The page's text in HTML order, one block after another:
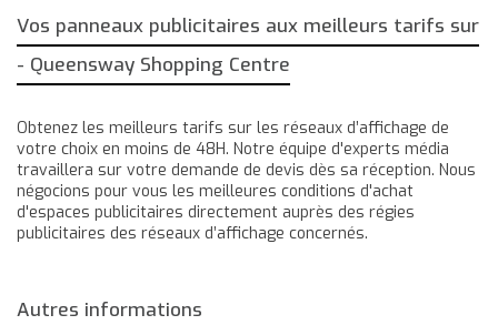
Vos panneaux publicitaires aux meilleurs tarifs sur
- Queensway Shopping Centre
Obtenez les meilleurs tarifs sur les réseaux d’affichage de
votre choix en moins de 48H. Notre équipe d'experts média
travaillera sur votre demande de devis dès sa réception. Nous
négocions pour vous les meilleures conditions d'achat
d'espaces publicitaires directement auprès des régies
publicitaires des réseaux d’affichage concernés.
Autres informations